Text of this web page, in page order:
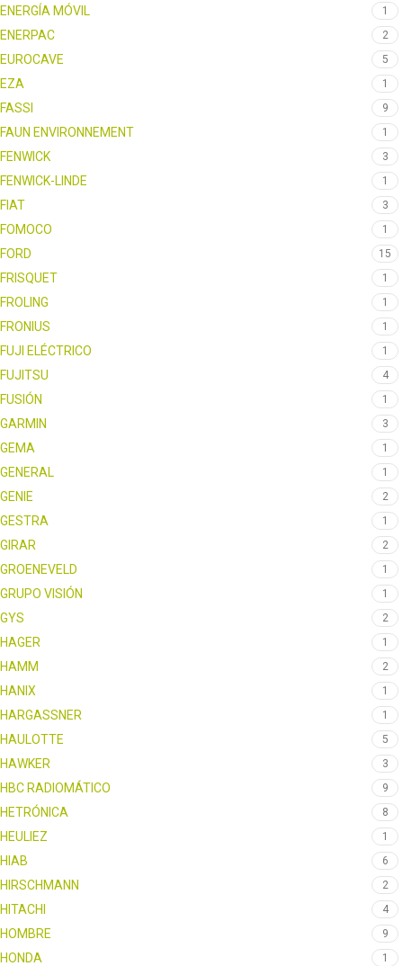
ENERGÍA MÓVIL 1
ENERPAC 2
EUROCAVE 5
EZA 1
FASSI 9
FAUN ENVIRONNEMENT 1
FENWICK 3
FENWICK-LINDE 1
FIAT 3
FOMOCO 1
FORD 15
FRISQUET 1
FROLING 1
FRONIUS 1
FUJI ELÉCTRICO 1
FUJITSU 4
FUSIÓN 1
GARMIN 3
GEMA 1
GENERAL 1
GENIE 2
GESTRA 1
GIRAR 2
GROENEVELD 1
GRUPO VISIÓN 1
GYS 2
HAGER 1
HAMM 2
HANIX 1
HARGASSNER 1
HAULOTTE 5
HAWKER 3
HBC RADIOMÁTICO 9
HETRÓNICA 8
HEULIEZ 1
HIAB 6
HIRSCHMANN 2
HITACHI 4
HOMBRE 9
HONDA 1